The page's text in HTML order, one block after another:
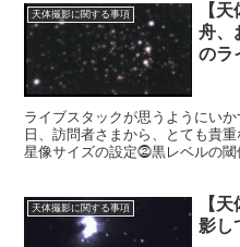
天体撮影に関する事項
【
舟、
のラ
ライブスタックが思うようにい
日、訪問者さまから、とても貴
星像サイズの設定⓶黒レベルの
天体撮影に関する事項
【
影し